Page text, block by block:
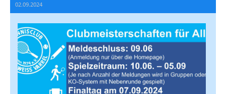
02.09.2024